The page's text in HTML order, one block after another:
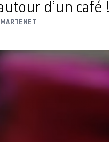
d’un café !
MARTENET